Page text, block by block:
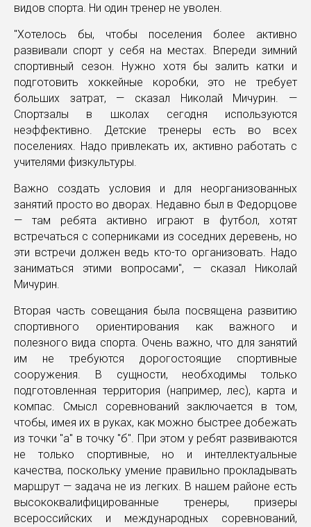
видов спорта. Ни один тренер не уволен.
"Хотелось бы, чтобы поселения более активно
развивали спорт у себя на местах. Впереди зимний
спортивный сезон. Нужно хотя бы залить катки и
подготовить хоккейные коробки, это не требует
больших затрат, — сказал Николай Мичурин. —
Спортзалы в школах сегодня используются
неэффективно. Детские тренеры есть во всех
поселениях. Надо привлекать их, активно работать с
учителями физкультуры.
Важно создать условия и для неорганизованных
занятий просто во дворах. Недавно был в Федорцове
— там ребята активно играют в футбол, хотят
встречаться с соперниками из соседних деревень, но
эти встречи должен ведь кто-то организовать. Надо
заниматься этими вопросами", — сказал Николай
Мичурин.
Вторая часть совещания была посвящена развитию
спортивного ориентирования как важного и
полезного вида спорта. Очень важно, что для занятий
им не требуются дорогостоящие спортивные
сооружения. В сущности, необходимы только
подготовленная территория (например, лес), карта и
компас. Смысл соревнований заключается в том,
чтобы, имея их в руках, как можно быстрее добежать
из точки "а" в точку "б". При этом у ребят развиваются
не только спортивные, но и интеллектуальные
качества, поскольку умение правильно прокладывать
маршрут — задача не из легких. В нашем районе есть
высококвалифицированные тренеры, призеры
всероссийских и международных соревнований,